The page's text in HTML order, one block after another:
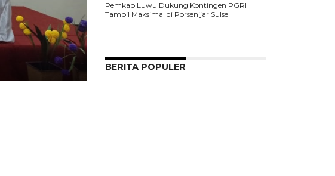
Pemkab Luwu Dukung Kontingen PGRI
Tampil Maksimal di Porsenijar Sulsel
BERITA POPULER